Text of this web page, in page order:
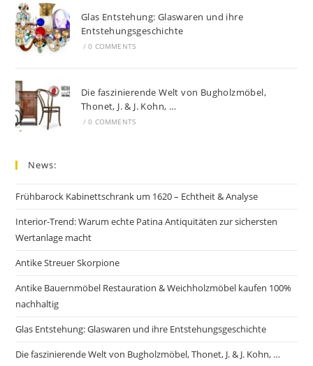
Glas Entstehung: Glaswaren und ihre
Entstehungsgeschichte
/ 0 COMMENTS
Die faszinierende Welt von Bugholzmöbel,
Thonet, J. & J. Kohn, …
/ 0 COMMENTS
News:
Frühbarock Kabinettschrank um 1620 – Echtheit & Analyse
Interior-Trend: Warum echte Patina Antiquitäten zur sichersten
Wertanlage macht
Antike Streuer Skorpione
Antike Bauernmöbel Restauration & Weichholzmöbel kaufen 100%
nachhaltig
Glas Entstehung: Glaswaren und ihre Entstehungsgeschichte
Die faszinierende Welt von Bugholzmöbel, Thonet, J. & J. Kohn, …